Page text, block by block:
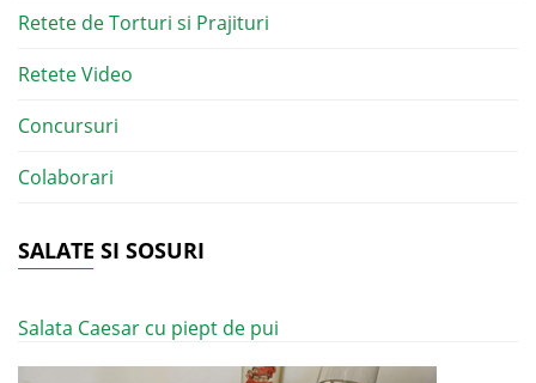
Retete de Torturi si Prajituri
Retete Video
Concursuri
Colaborari
SALATE SI SOSURI
Salata Caesar cu piept de pui